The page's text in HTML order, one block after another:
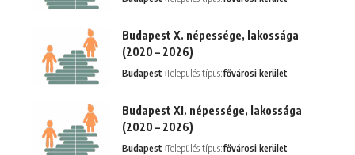
Budapest X. népessége, lakossága
(2020 – 2026)
Budapest Település típus:fővárosi kerület
Budapest XI. népessége, lakossága
(2020 – 2026)
Budapest Település típus:fővárosi kerület